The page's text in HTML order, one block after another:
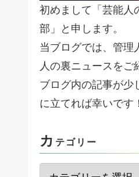
初めまして「芸能人
部」と申します。
当ブログでは、管理
人の裏ニュースをご
ブログ内の記事が少
に立てれば幸いです！
カ テゴリー